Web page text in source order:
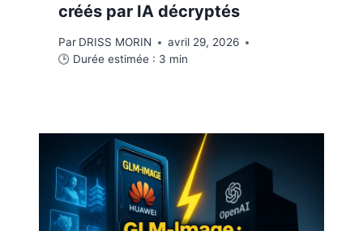
créés par IA décryptés
Par DRISS MORIN
avril 29, 2026
🕒 Durée estimée : 3 min